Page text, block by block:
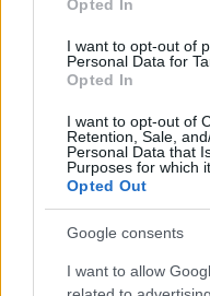
Opted In
I want to opt-out of
Personal Data for
Opted In
I want to opt-out of
Retention, Sale,
Personal Data that
Purposes for which
Opted Out
Google consents
I want to allowAtcelt